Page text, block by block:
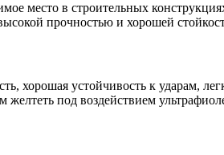
место в строительных
прочностью и хорошей
хорошая устойчивость к ударам,
под воздействием